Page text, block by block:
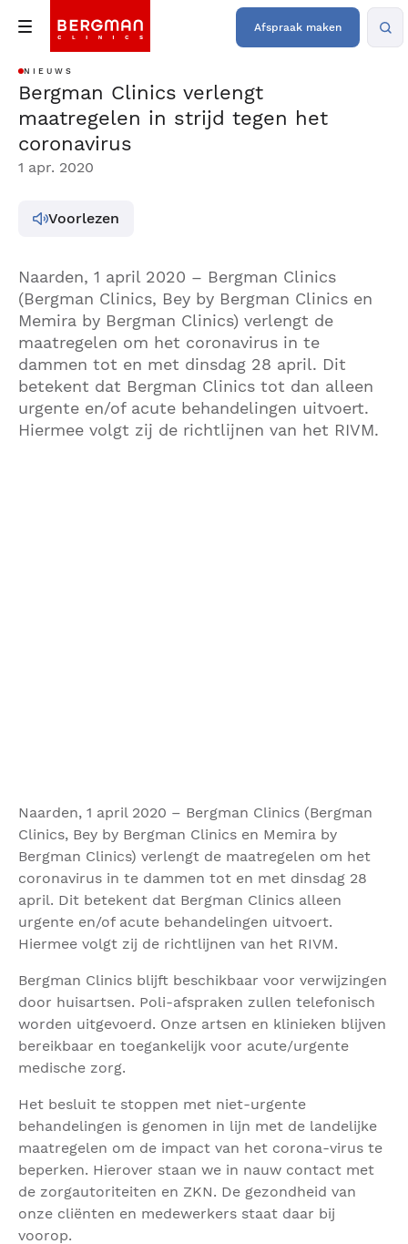
Afspraak maken
NIEUWS
Bergman Clinics verlengt
maatregelen in strijd tegen het
coronavirus
1 apr. 2020
Voorlezen
Naarden, 1 april 2020 – Bergman Clinics
(Bergman Clinics, Bey by Bergman Clinics en
Memira by Bergman Clinics) verlengt de
maatregelen om het coronavirus in te
dammen tot en met dinsdag 28 april. Dit
betekent dat Bergman Clinics tot dan alleen
urgente en/of acute behandelingen uitvoert.
Hiermee volgt zij de richtlijnen van het RIVM.
Naarden, 1 april 2020 – Bergman Clinics (Bergman
Clinics, Bey by Bergman Clinics en Memira by
Bergman Clinics) verlengt de maatregelen om het
coronavirus in te dammen tot en met dinsdag 28
april. Dit betekent dat Bergman Clinics alleen
urgente en/of acute behandelingen uitvoert.
Hiermee volgt zij de richtlijnen van het RIVM.
Bergman Clinics blijft beschikbaar voor verwijzingen
door huisartsen. Poli-afspraken zullen telefonisch
worden uitgevoerd. Onze artsen en klinieken blijven
bereikbaar en toegankelijk voor acute/urgente
medische zorg.
Het besluit te stoppen met niet-urgente
behandelingen is genomen in lijn met de landelijke
maatregelen om de impact van het corona-virus te
beperken. Hierover staan we in nauw contact met
de zorgautoriteiten en ZKN. De gezondheid van
onze cliënten en medewerkers staat daar bij
voorop.